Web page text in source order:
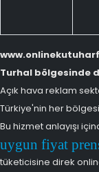
Turhal bölgesinde
Açık hava reklam
Türkiye'nin her
Bu hizmet anlayışı
uygun fiyat
tüketicisine direk